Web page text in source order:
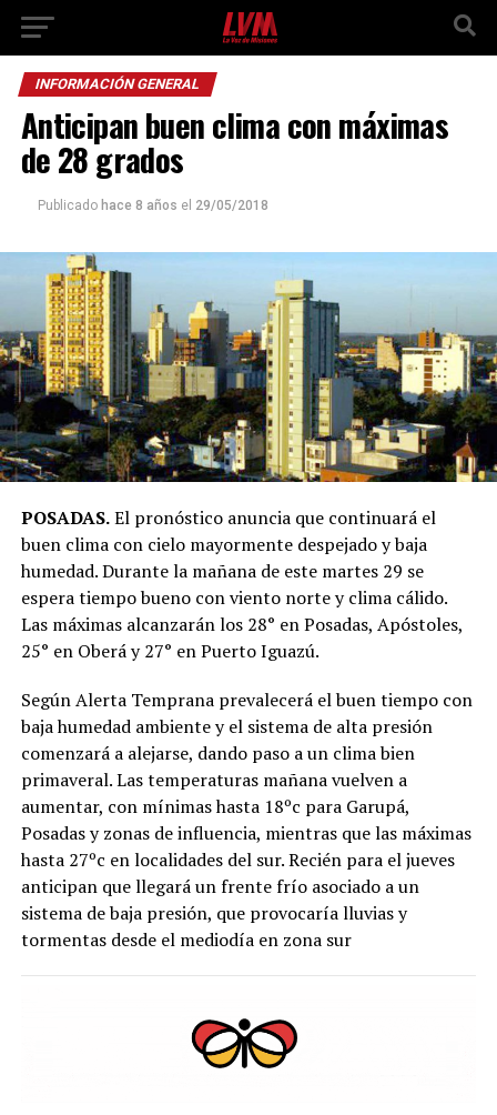
INFORMACIÓN GENERAL
Anticipan buen clima con máximas
de 28 grados
Publicado hace 8 años el 29/05/2018
POSADAS.El pronóstico anuncia que continuará el
buen clima con cielo mayormente despejado y baja
humedad. Durante la mañana de este martes 29 se
espera tiempo bueno con viento norte y clima cálido.
Las máximas alcanzarán los 28° en Posadas, Apóstoles,
25° en Oberá y 27° en Puerto Iguazú.
Según Alerta Temprana prevalecerá el buen tiempo con
baja humedad ambiente y el sistema de alta presión
comenzará a alejarse, dando paso a un clima bien
primaveral. Las temperaturas mañana vuelven a
aumentar, con mínimas hasta 18ºc para Garupá,
Posadas y zonas de influencia, mientras que las máximas
hasta 27ºc en localidades del sur. Recién para el jueves
anticipan que llegará un frente frío asociado a un
sistema de baja presión, que provocaría lluvias y
tormentas desde el mediodía en zona sur